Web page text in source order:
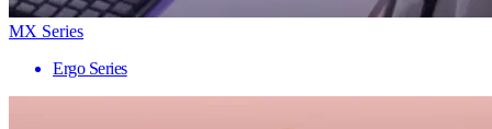
MX Series
Ergo Series